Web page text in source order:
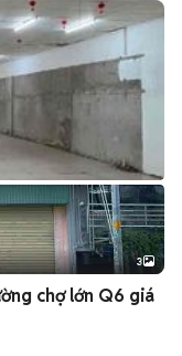
3
chợ lớn Q6 giá